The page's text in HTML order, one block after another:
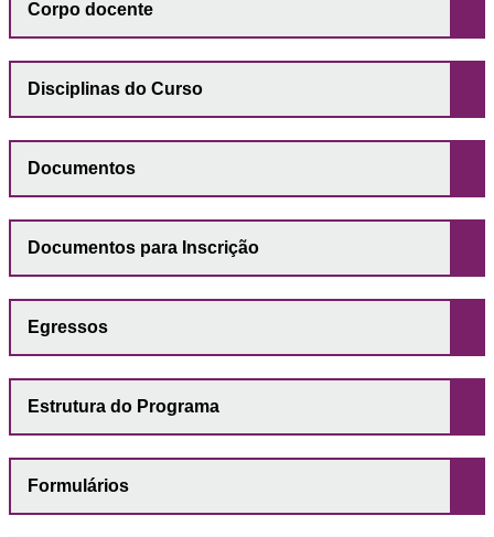
Corpo docente
Disciplinas do Curso
Documentos
Documentos para Inscrição
Egressos
Estrutura do Programa
Formulários